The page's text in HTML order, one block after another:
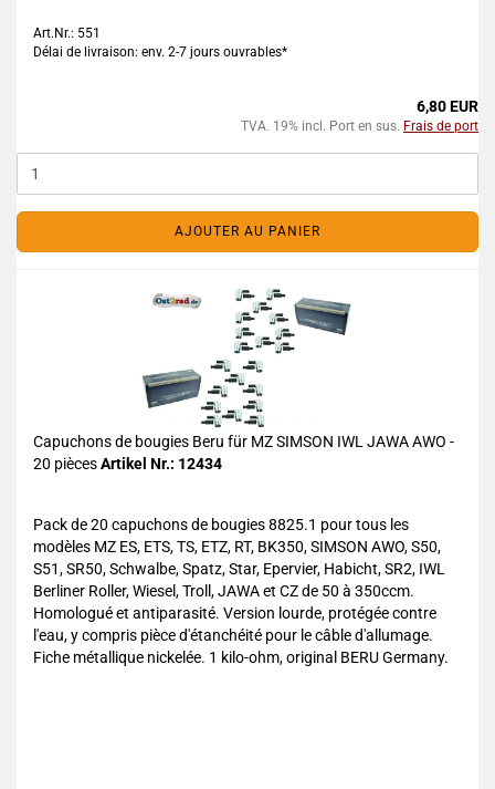
Art.Nr.: 551
Délai de livraison: env. 2-7 jours ouvrables*
6,80 EUR
TVA. 19% incl. Port en sus. Frais de port
AJOUTER AU PANIER
Capuchons de bougies Beru für MZ SIMSON IWL JAWA AWO -
20 piècesArtikel Nr.: 12434
Pack de 20 capuchons de bougies 8825.1 pour tous les
modèles MZ ES, ETS, TS, ETZ, RT, BK350, SIMSON AWO, S50,
S51, SR50, Schwalbe, Spatz, Star, Epervier, Habicht, SR2, IWL
Berliner Roller, Wiesel, Troll, JAWA et CZ de 50 à 350ccm.
Homologué et antiparasité. Version lourde, protégée contre
l'eau, y compris pièce d'étanchéité pour le câble d'allumage.
Fiche métallique nickelée. 1 kilo-ohm, original BERU Germany.